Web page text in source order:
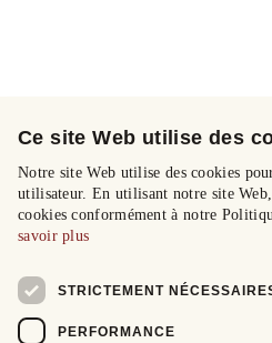
Ce site Web utilise des
Notre site Web utilise des cookies
utilisateur. En utilisant notre site
cookies conformément à notre
savoir plus
STRICTEMENT
PERFORMANCE